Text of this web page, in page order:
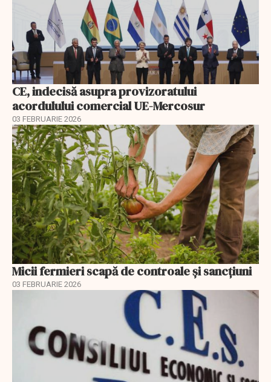
CE, indecisă asupra provizoratului
acordulului comercial UE-Mercosur
03 FEBRUARIE 2026
Micii fermieri scapă de controale și sancțiuni
03 FEBRUARIE 2026